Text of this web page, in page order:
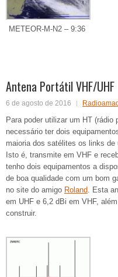
METEOR-M-N2 – 9:36
Antena Portátil VHF/UHF
6 de agosto de 2016
Para poder utilizar um HT
necessário ter dois
maioria dos satélites os links
Isto é, transmite em VHF e
tenho dois equipamentos a
de boa qualidade com um bom
no site do amigo Roland. Esta
em UHF e 6,2 dBi em VHF,
construir.